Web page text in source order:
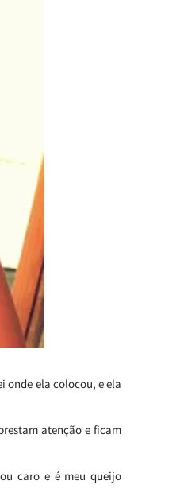
onde ela colocou, e ela
atenção e ficam
caro e é meu queijo